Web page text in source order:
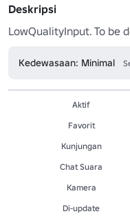
Deskripsi
LowQualityInput. To be
Kedewasaan: Minimal
Aktif
Favorit
Kunjungan
Chat Suara
Kamera
Di-update